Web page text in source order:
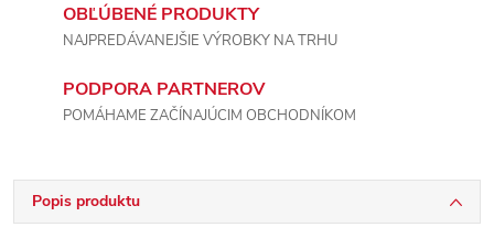
OBĽÚBENÉ PRODUKTY
NAJPREDÁVANEJŠIE VÝROBKY NA TRHU
PODPORA PARTNEROV
POMÁHAME ZAČÍNAJÚCIM OBCHODNÍKOM
Popis produktu